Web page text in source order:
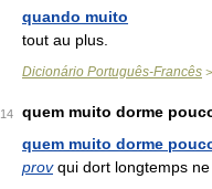
quando muito
tout au plus.
Dicionário Português-Francês >
14
quem muito dorme
quem muito dorme
provqui dort longtemps ne